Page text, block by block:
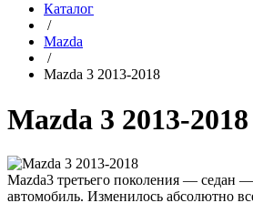
Каталог
/
Mazda
/
Mazda 3 2013-2018
Mazda 3 2013-2018
Mazda3 третьего поколения — седан
автомобиль. Изменилось абсолютно